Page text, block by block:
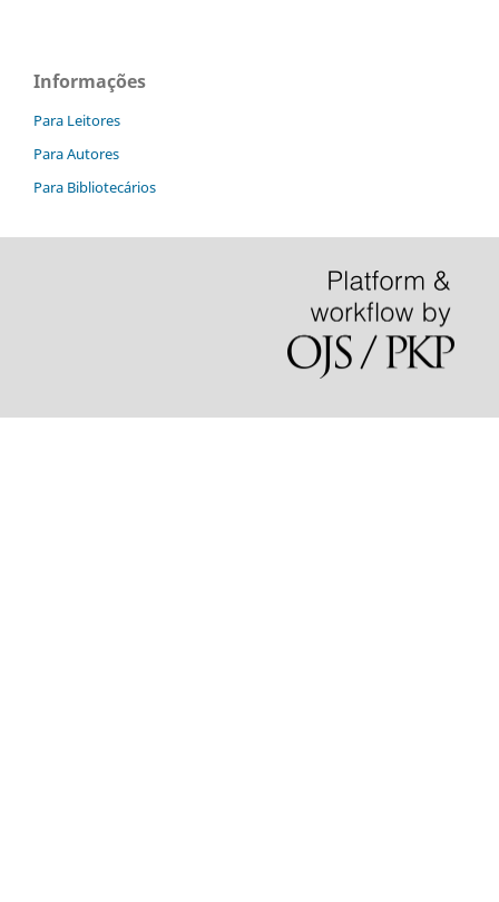
Informações
Para Leitores
Para Autores
Para Bibliotecários